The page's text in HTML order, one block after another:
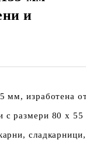
и
мм, изработена
с размери 80 х